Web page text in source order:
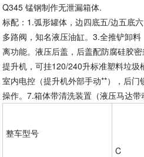
Q345 锰钢制作无泄漏箱体.
标配：1.弧形罐体，边四底五/边五底
多路阀，知名液压油缸。3.全推铲卸
离功能。液压后盖，后盖配防腐硅胶
提升机，可挂120/240升标准塑料垃
室内电控（提升机外部手动**），后
操作。7.箱体带清洗装置（液压马达带
整车型号
C